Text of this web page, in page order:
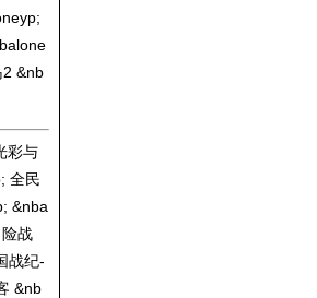
&nb
彩与
全民
&nba
战
战纪-
&nb